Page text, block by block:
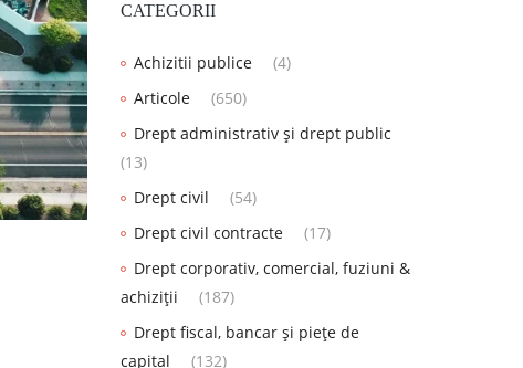
CATEGORII
Achizitii publice
(4)
Articole
(650)
Drept administrativ și drept public
(13)
Drept civil
(54)
Drept civil contracte
(17)
Drept corporativ, comercial, fuziuni &
achiziții
(187)
Drept fiscal, bancar și piețe de
capital
(132)